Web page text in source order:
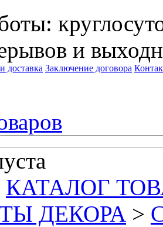
и
доставка Заключение договора
КАТАЛОГ
ДЕКОРА >